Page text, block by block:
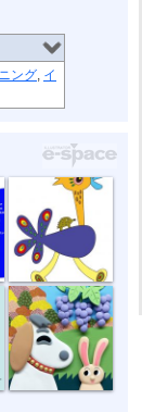
ング, イ
草原タクシー
しちのすけa